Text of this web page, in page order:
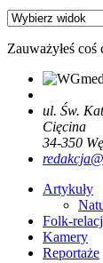
Zauważyłeś
ul. Św.
Cięcina
34-350
Artykuły
Folk-
Kamery
Reportaże